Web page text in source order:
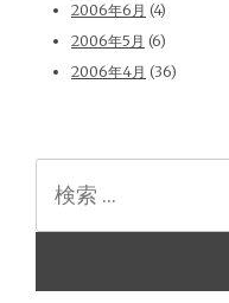
2006年6月 (4)
2006年5月 (6)
2006年4月 (36)